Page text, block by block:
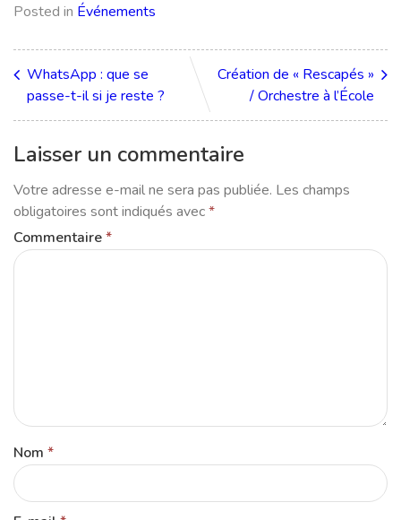
Posted in Événements
WhatsApp : que se
passe-t-il si je reste ?
Création de « Rescapés »
/ Orchestre à l’École
Laisser un commentaire
Votre adresse e-mail ne sera pas publiée. Les champs
obligatoires sont indiqués avec*
Commentaire*
Nom *